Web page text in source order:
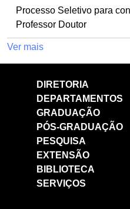
Processo Seletivo para
Professor Doutor
Ver mais
DIRETORIA
DEPARTAMENTOS
GRADUAÇÃO
PÓS-GRADUAÇÃO
PESQUISA
EXTENSÃO
BIBLIOTECA
SERVIÇOS